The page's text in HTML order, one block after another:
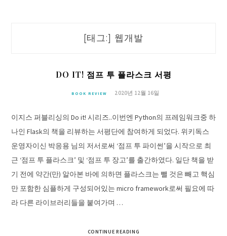
[태그:] 웹개발
DO IT! 점프 투 플라스크 서평
BOOK REVIEW 2020년 12월 16일
이지스 퍼블리싱의 Do it! 시리즈..이번엔 Python의 프레임워크중 하
나인 Flask의 책을 리뷰하는 서평단에 참여하게 되었다. 위키독스
운영자이신 박응용 님의 저서로써 ‘점프 투 파이썬’을 시작으로 최
근 ‘점프 투 플라스크’ 및 ‘점프 투 장고’를 출간하였다. 일단 책을 받
기 전에 약간(만) 알아본 바에 의하면 플라스크는 뺄 것은 빼고 핵심
만 포함한 심플하게 구성되어있는 micro framework로써 필요에 따
라 다른 라이브러리들을 붙여가며 …
CONTINUE READING